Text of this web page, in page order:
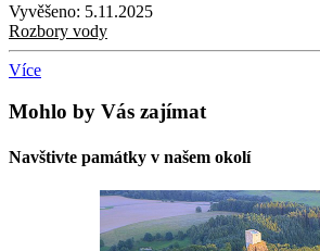
Vyvěšeno: 5.11.2025
Rozbory vody
Více
Mohlo by Vás zajímat
Navštivte památky v našem okolí